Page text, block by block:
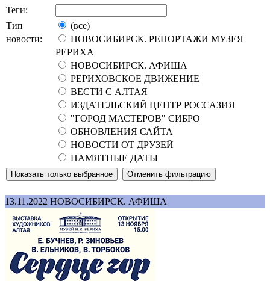
Теги:
Тип
новости:
(все)
НОВОСИБИРСК. РЕПОРТАЖИ МУЗЕЯ
РЕРИХА
НОВОСИБИРСК. АФИША
РЕРИХОВСКОЕ ДВИЖЕНИЕ
ВЕСТИ С АЛТАЯ
ИЗДАТЕЛЬСКИЙ ЦЕНТР РОССАЗИЯ
"ГОРОД МАСТЕРОВ" СИБРО
ОБНОВЛЕНИЯ САЙТА
НОВОСТИ ОТ ДРУЗЕЙ
ПАМЯТНЫЕ ДАТЫ
13.11.2022 НОВОСИБИРСК. АФИША